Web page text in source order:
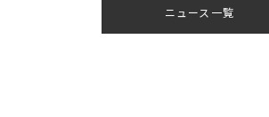
ニュース一覧